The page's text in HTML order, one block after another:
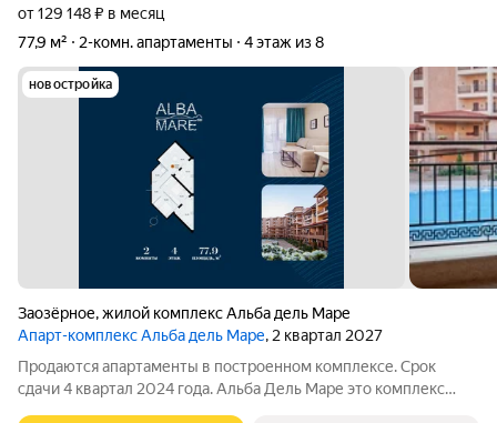
от 129 148 ₽ в месяц
77,9 м²
2-комн. апартаменты 4 этаж из 8
новостройка
Заозёрное,жилой комплекс Альба дель Маре
Апарт-комплекс Альба дель Маре, 2 квартал 2027
Продаются апартаменты в построенном комплексе. Срок
сдачи 4 квартал 2024 года. Альба Дель Маре это комплекс